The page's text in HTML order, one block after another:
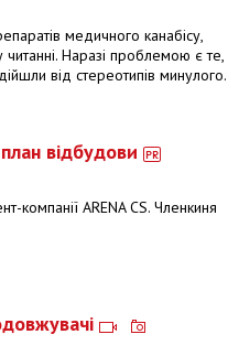
медичного канабісу,
Наразі проблемою є те,
від стереотипів минулого.
відбудови
компанії ARENA CS. Членкиня